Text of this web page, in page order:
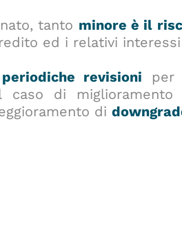
tanto minore è il
ed i relativi interessi
periodiche revisioni per
caso di
di